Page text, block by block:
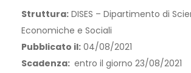
Struttura: DISES – Dipartimento di
Economiche e Sociali
Pubblicato il: 04/08/2021
Scadenza: entro il giorno 23/08/2021